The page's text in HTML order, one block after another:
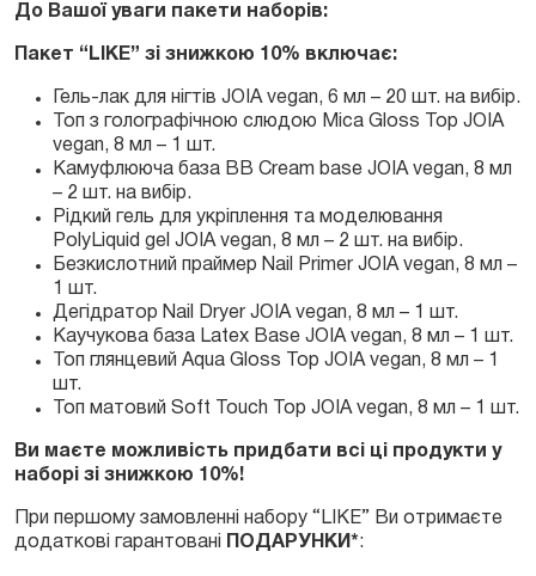
До Вашої уваги пакети наборів:
Пакет “LIKE” зі знижкою 10% включає:
Гель-лак для нігтів JOIA vegan, 6 мл – 20 шт. на вибір.
Топ з голографічною слюдою Mica Gloss Top JOIA
vegan, 8 мл – 1 шт.
Камуфлююча база BB Cream base JOIA vegan, 8 мл
– 2 шт. на вибір.
Рідкий гель для укріплення та моделювання
PolyLiquid gel JOIA vegan, 8 мл – 2 шт. на вибір.
Безкислотний праймер Nail Primer JOIA vegan, 8 мл –
1 шт.
Дегідратор Nail Dryer JOIA vegan, 8 мл – 1 шт.
Каучукова база Latex Base JOIA vegan, 8 мл – 1 шт.
Топ глянцевий Aqua Gloss Top JOIA vegan, 8 мл – 1
шт.
Топ матовий Soft Touch Top JOIA vegan, 8 мл – 1 шт.
Ви маєте можливість придбати всі ці продукти у
наборі зі знижкою 10%!
При першому замовленні набору “LIKE” Ви отримаєте
додаткові гарантовані
ПОДАРУНКИ*: